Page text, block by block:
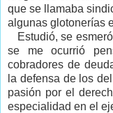
que se llamaba
algunas glotonerías
Estudió, se
se me ocurrió
cobradores de
la defensa de los
pasión por el
especialidad en el